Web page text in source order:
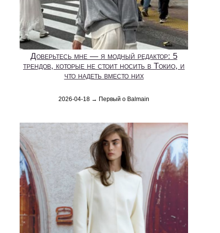
Доверьтесь мне — я модный редактор: 5
трендов, которые не стоит носить в Токио, и
что надеть вместо них
2026-04-18 → Первый о Balmain